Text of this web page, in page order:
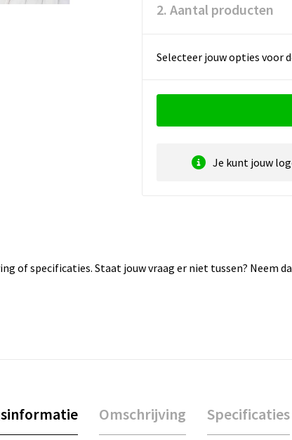
2. Aantal producten
Selecteer jouw opties voor
Je kunt jouw
of specificaties. Staat jouw vraag er niet tussen? Neem
Omschrijving Specificaties